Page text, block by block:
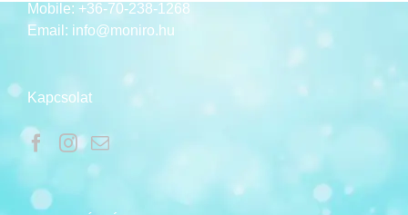
Mobile: +36-70-238-1268
Email: info@moniro.hu
Kapcsolat